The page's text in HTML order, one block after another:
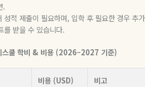
.
성적 제출이 필요하며, 입학 후 필요한 경우 추가
를 받을 수 있습니다.
스쿨학비 & 비용 (2026–2027 기준)
비용 (USD) 비고